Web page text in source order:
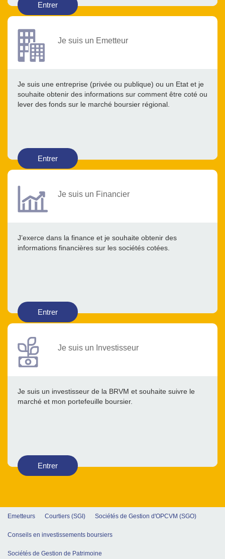
Entrer
Je suis un Emetteur
Je suis une entreprise (privée ou publique) ou un Etat et je
souhaite obtenir des informations sur comment être coté ou
lever des fonds sur le marché boursier régional.
Entrer
Je suis un Financier
J’exerce dans la finance et je souhaite obtenir des
informations financières sur les sociétés cotées.
Entrer
Je suis un Investisseur
Je suis un investisseur de la BRVM et souhaite suivre le
marché et mon portefeuille boursier.
Entrer
Emetteurs Courtiers (SGI) Sociétés de Gestion d'OPCVM (SGO)
Conseils en investissements boursiers
Sociétés de Gestion de Patrimoine